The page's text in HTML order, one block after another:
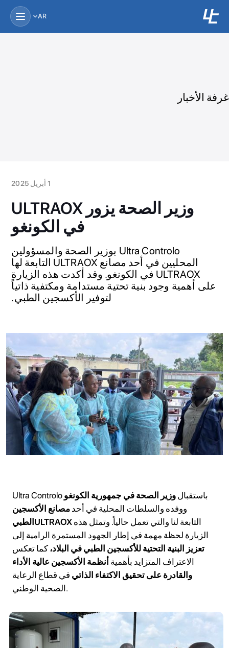
AR
غرفة الأخبار
1 أبريل 2025
وزير الصحة يزور ULTRAOX
في الكونغو
Ultra Controlo بوزير الصحة والمسؤولين
المحليين في أحد مصانع ULTRAOX التابعة لها
ULTRAOX في الكونغو. وقد أكدت هذه الزيارة
على أهمية وجود بنية تحتية مستدامة ومكتفية ذاتياً
لتوفير الأكسجين الطبي.
Ultra Controlo باستقبالوزير الصحة في جمهورية الكونغو
ووفده والسلطات المحلية في أحدمصانع الأكسجين
الطبي ULTRAOXالتابعة لنا والتي تعمل حالياً. وتمثل هذه
الزيارة لحظة مهمة في إطار الجهود المستمرة الرامية إلى
تعزيز البنية التحتية للأكسجين الطبي في البلاد، كما تعكس
الاعتراف المتزايد بأهمية أنظمة الأكسجين عالية الأداء
والقادرة على تحقيق الاكتفاء الذاتي في قطاع الرعاية
الصحية الوطني.